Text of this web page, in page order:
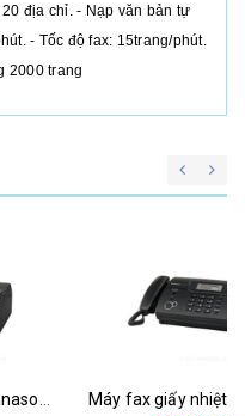
địa chỉ. - Nạp văn bản tự
- Tốc độ fax: 15trang/phút.
2000 trang
Máy fax giấy nhiệt panasonic kx-ft987